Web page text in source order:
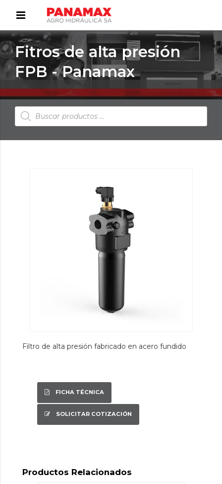
Fitros de alta presión
FPB - Panamax
Búsqueda
de
Filtro de alta presión fabricado en acero fundido
FICHA TÉCNICA
SOLICITAR COTIZACIÓN
Productos Relacionados